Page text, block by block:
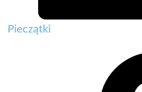
Pieczątki